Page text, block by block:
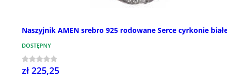
Naszyjnik AMEN srebro 925 rodowane Serce cyrkonie
DOSTĘPNY
zł 225,25